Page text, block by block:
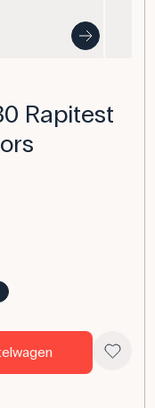
Rapitest